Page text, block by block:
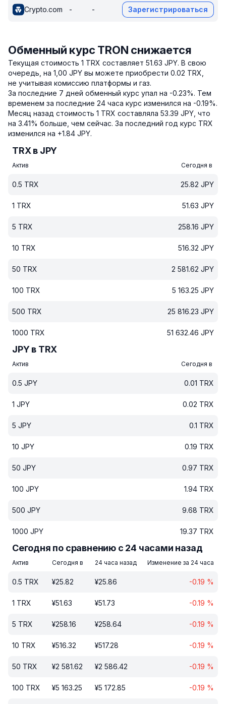
Crypto.com - - Зарегистрироваться
Обменный курс TRON снижается
Текущая стоимость 1 TRX составляет 51.63 JPY. В свою
очередь, на 1,00 JPY вы можете приобрести 0.02 TRX,
не учитывая комиссию платформы и газ.
За последние 7 дней обменный курс упал на -0.23%. Тем
временем за последние 24 часа курс изменился на -0.19%.
Месяц назад стоимость 1 TRX составляла 53.39 JPY, что
на 3.41% больше, чем сейчас. За последний год курс TRX
изменился на +1.84 JPY.
TRX в JPY
Актив Сегодня в
0.5 TRX 25.82 JPY
1 TRX 51.63 JPY
5 TRX 258.16 JPY
10 TRX 516.32 JPY
50 TRX 2 581.62 JPY
100 TRX 5 163.25 JPY
500 TRX 25 816.23 JPY
1000 TRX 51 632.46 JPY
JPY в TRX
Актив Сегодня в
0.5 JPY 0.01 TRX
1 JPY 0.02 TRX
5 JPY 0.1 TRX
10 JPY 0.19 TRX
50 JPY 0.97 TRX
100 JPY 1.94 TRX
500 JPY 9.68 TRX
1000 JPY 19.37 TRX
Сегодня по сравнению с 24 часами назад
Актив Сегодня в 24 часа назад Изменение за 24 часа
0.5 TRX ¥25.82 ¥25.86 -0.19 %
1 TRX ¥51.63 ¥51.73 -0.19 %
5 TRX ¥258.16 ¥258.64 -0.19 %
10 TRX ¥516.32 ¥517.28 -0.19 %
50 TRX ¥2 581.62 ¥2 586.42 -0.19 %
100 TRX ¥5 163.25 ¥5 172.85 -0.19 %